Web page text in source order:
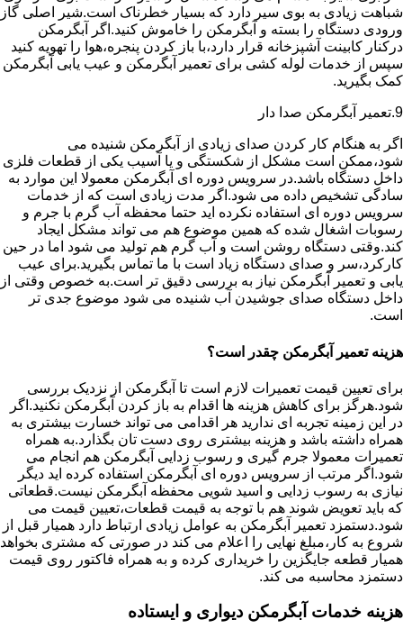
شباهت زیادی به بوی سیر دارد که بسیار خطرناک است.شیر اصلی گاز
ورودی دستگاه را بسته و آبگرمکن را خاموش کنید.اگر آبگرمکن
درکنار کابینت آشپزخانه قرار دارد،با باز کردن پنجره،هوا را تهویه کنید
سپس از خدمات لوله کشی برای تعمیر آبگرمکن و عیب یابی آبگرمکن
کمک بگیرید.
9.تعمیر آبگرمکن صدا دار
اگر به هنگام کار کردن صدای زیادی از آبگرمکن شنیده می
شود،ممکن است مشکل از شکستگی و یا آسیب یکی از قطعات فلزی
داخل دستگاه باشد.در سرویس دوره ای آبگرمکن معمولا این موارد به
سادگی تشخیص داده می شود.اگر مدت زیادی است که از خدمات
سرویس دوره ای استفاده نکرده اید حتما محفظه آب گرم با جرم و
رسوبات اشغال شده که همین موضوع هم می تواند مشکل ایجاد
کند.وقتی دستگاه روشن است و آب گرم هم تولید می شود اما در حین
کارکرد،سر و صدای دستگاه زیاد است با ما تماس بگیرید.برای عیب
یابی و تعمیر آبگرمکن نیاز به بررسی دقیق تر است.به خصوص وقتی از
داخل دستگاه صدای جوشیدن آب شنیده می شود موضوع جدی تر
است.
هزینه تعمیر آبگرمکن چقدر است؟
برای تعیین قیمت تعمیرات لازم است تا آبگرمکن از نزدیک بررسی
شود.هرگز برای کاهش هزینه ها اقدام به باز کردن آبگرمکن نکنید.اگر
در این زمینه تجربه ای ندارید هر اقدامی می تواند خسارت بیشتری به
همراه داشته باشد و هزینه بیشتری روی دست تان بگذارد.به همراه
تعمیرات معمولا جرم گیری و رسوب زدایی آبگرمکن هم انجام می
شود.اگر مرتب از سرویس دوره ای آبگرمکن استفاده کرده اید دیگر
نیازی به رسوب زدایی و اسید شویی محفظه آبگرمکن نیست.قطعاتی
که باید تعویض شوند هم با توجه به قیمت قطعات،تعیین قیمت می
شود.دستمزد تعمیر آبگرمکن به عوامل زیادی ارتباط دارد همیار قبل از
شروع به کار،مبلغ نهایی را اعلام می کند در صورتی که مشتری بخواهد
همیار قطعه جایگزین را خریداری کرده و به همراه فاکتور روی قیمت
دستمزد محاسبه می کند.
هزینه خدمات آبگرمکن دیواری و ایستاده